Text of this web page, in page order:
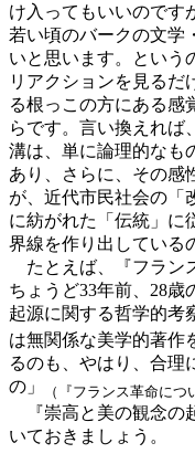
け入ってもいいのです
若い頃のバークの文学
いと思います。という
リアクションを見るだ
る根っこの方にある感
らです。言い換えれば
溝は、単に論理的なも
あり、さらに、その感
が、近代市民社会の「
に紡がれた「伝統」に
界線を作り出している
たとえば、『フラン
ちょうど33年前、28
起源に関する哲学的考
は無関係な美学的著作
るのも、やはり、合理
の」
（『フランス革命につ
『崇高と美の観念の
いておきましょう。